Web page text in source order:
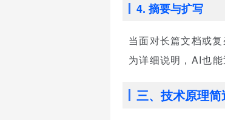
4. 摘要与扩写
当面对长篇文档或
为详细说明，AI也
三、技术原理简